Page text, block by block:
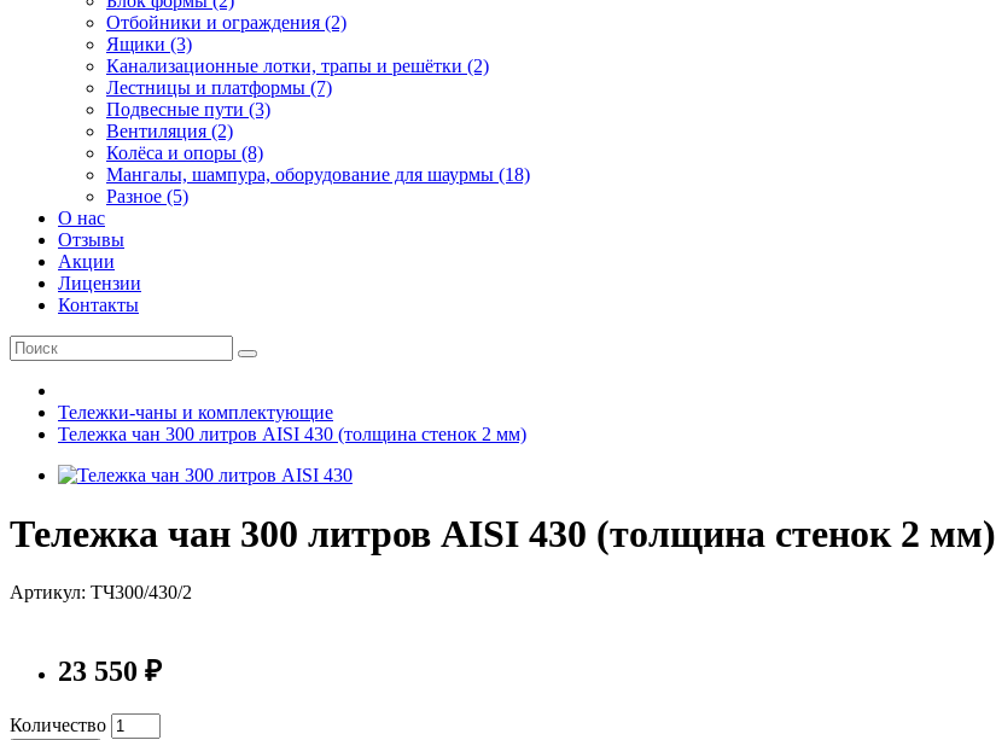
Отбойники и ограждения (2)
Ящики (3)
Канализационные лотки, трапы и решётки (2)
Лестницы и платформы (7)
Подвесные пути (3)
Вентиляция (2)
Колёса и опоры (8)
Мангалы, шампура, оборудование для шаурмы (18)
Разное (5)
О нас
Отзывы
Акции
Лицензии
Контакты
Тележки-чаны и комплектующие
Тележка чан 300 литров AISI 430 (толщина стенок 2 мм)
Тележка чан 300 литров AISI 430 (толщина стенок 2 мм)
Артикул: ТЧ300/430/2
23 550 ₽
Количество